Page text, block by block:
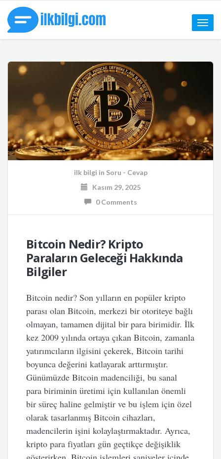
Toggle
ilk bilgi in Soru - Cevap
Kasım 29, 2025
0 Comments
Bitcoin Nedir? Kripto
Paraların Geleceği Hakkında
Bilgiler
Bitcoin nedir? Son yılların en popüler kripto
parası olan Bitcoin, merkezi bir otoriteye bağlı
olmayan, tamamen dijital bir para birimidir. İlk
kez 2009 yılında ortaya çıkan Bitcoin, zamanla
yatırımcıların ilgisini çekerek, Bitcoin tarihi
boyunca değerini katlayarak arttırmıştır.
Günümüzde Bitcoin madenciliği, bu sanal
para biriminin üretimi için kullanılan önemli
bir süreç haline gelmiştir ve bu işlem için özel
olarak tasarlanmış Bitcoin cihazları,
madencilerin işini kolaylaştırmaktadır. Ayrıca,
kripto para fiyatları gün geçtikçe değişiklik